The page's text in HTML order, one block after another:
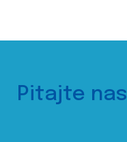
Pitajte nas